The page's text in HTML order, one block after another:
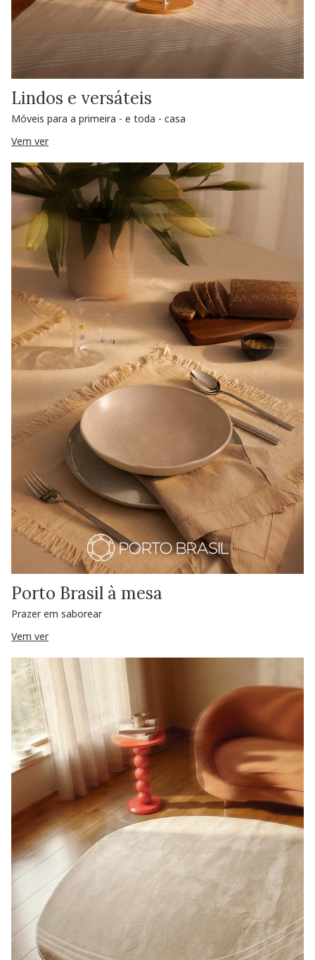
Lindos e versáteis
Móveis para a primeira - e toda - casa
Vem ver
Porto Brasil à mesa
Prazer em saborear
Vem ver